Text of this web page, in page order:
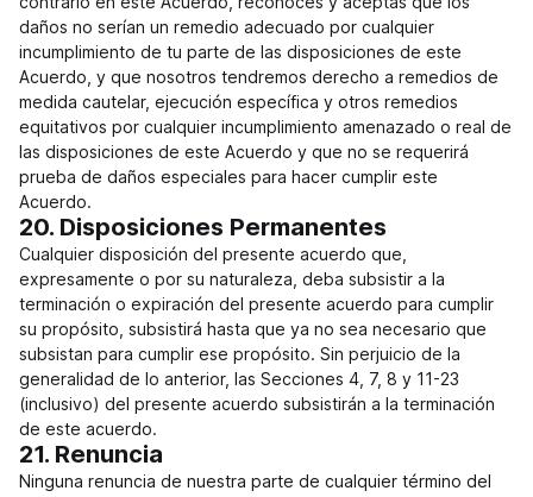
daños no serían un remedio adecuado por cualquier
incumplimiento de tu parte de las disposiciones de este
Acuerdo, y que nosotros tendremos derecho a remedios de
medida cautelar, ejecución específica y otros remedios
equitativos por cualquier incumplimiento amenazado o real de
las disposiciones de este Acuerdo y que no se requerirá
prueba de daños especiales para hacer cumplir este
Acuerdo.
20. Disposiciones Permanentes
Cualquier disposición del presente acuerdo que,
expresamente o por su naturaleza, deba subsistir a la
terminación o expiración del presente acuerdo para cumplir
su propósito, subsistirá hasta que ya no sea necesario que
subsistan para cumplir ese propósito. Sin perjuicio de la
generalidad de lo anterior, las Secciones 4, 7, 8 y 11-23
(inclusivo) del presente acuerdo subsistirán a la terminación
de este acuerdo.
21. Renuncia
Ninguna renuncia de nuestra parte de cualquier término del